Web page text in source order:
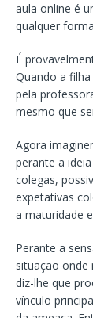
aula online é
qualquer
É
Quando a
pela
mesmo que
Agora
perante a
colegas,
expetativas
a maturidade
Perante a
situação onde
diz-lhe que
vínculo